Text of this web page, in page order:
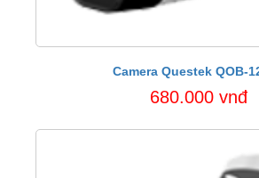
Camera Questek QOB-
680.000 vnđ